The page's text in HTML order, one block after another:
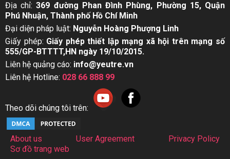
Địa chỉ:369 đường Phan Đình Phùng, Phường 15, Quận
Phú Nhuận, Thành phố Hồ Chí Minh
Đại diện pháp luật: Nguyễn Hoàng Phượng Linh
Giấy phép: Giấy phép thiết lập mạng xã hội trên mạng số
555/GP-BTTTT,HN ngày 19/10/2015.
Liên hệ quảng cáo: info@yeutre.vn
Liên hệ Hotline: 028 66 888 99
Theo dõi chúng tôi trên:
About us User Agreement
Privacy Policy
Sơ đồ trang web